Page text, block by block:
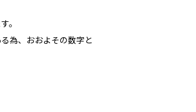
。
為、おおよその数字と